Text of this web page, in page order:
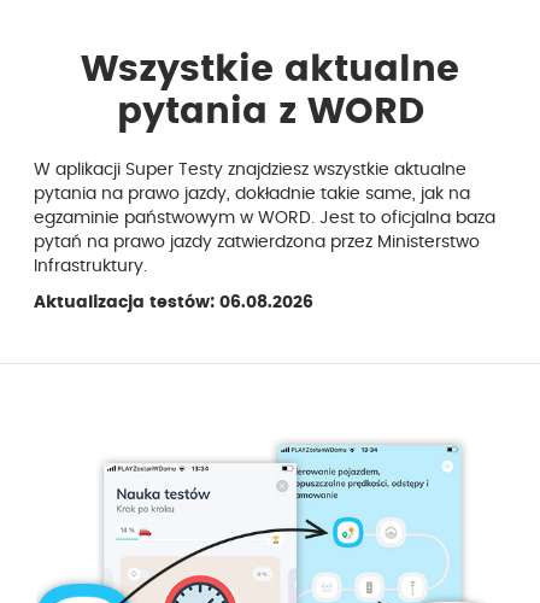
Wszystkie aktualne
pytania z WORD
W aplikacji Super Testy znajdziesz wszystkie aktualne
pytania na prawo jazdy, dokładnie takie same, jak na
egzaminie państwowym w WORD. Jest to oficjalna baza
pytań na prawo jazdy zatwierdzona przez Ministerstwo
Infrastruktury.
Aktualizacja testów: 06.08.2026